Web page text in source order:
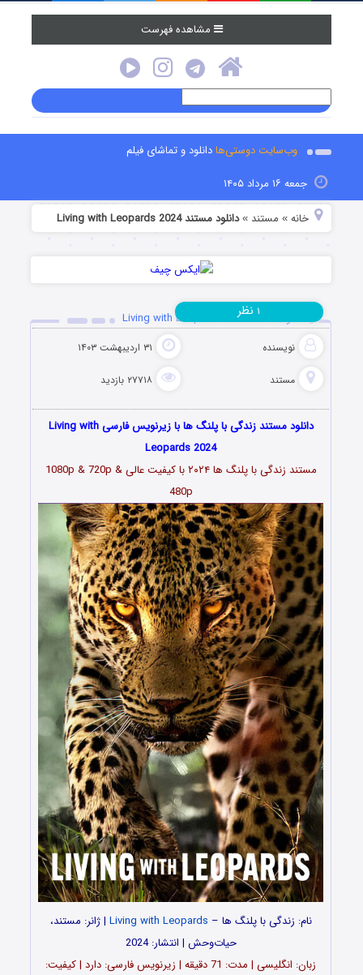
مشاهده فهرست
وب‌سایت دوستی‌هادانلود و تماشای فیلم
جمعه ۱۶ مرداد ۱۴۰۵
خانه » مستند »دانلود مستند Living with Leopards 2024
دانلود مستند Living with Leopards 2024
نویسنده ۳۱ اردیبهشت ۱۴۰۳
مستند ۲۷۷۱۸ بازدید
۱ نظر
دانلود مستند زندگی با پلنگ ها با زیرنویس فارسی Living with
Leopards 2024
مستند زندگی با پلنگ ها ۲۰۲۴ با کیفیت عالی 1080p & 720p &
480p
نام: زندگی با پلنگ ها – Living with Leopards | ژانر: مستند،
حیات‌وحش | انتشار: 2024
زبان: انگلیسی | مدت: 71 دقیقه | زیرنویس فارسی: دارد | کیفیت: